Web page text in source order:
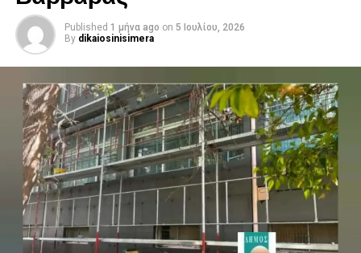
Published 1 μήνα ago on 5 Ιουλίου, 2026
By dikaiosinisimera